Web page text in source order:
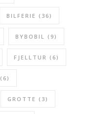
BILFERIE (36)
BYBOBIL (9)
FJELLTUR (6)
(6)
GROTTE (3)